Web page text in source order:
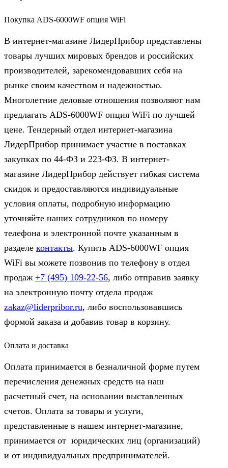
Покупка ADS-6000WF опция WiFi
В интернет-магазине ЛидерПрибор представлены
товары лучших мировых брендов и российских
производителей, зарекомендовавших себя на
рынке своим качеством и надежностью.
Многолетние деловые отношения позволяют нам
предлагать ADS-6000WF опция WiFi по лучшей
цене. Тендерный отдел интернет-магазина
ЛидерПрибор принимает участие в поставках
закупках по 44‑ФЗ и 223‑ФЗ. В интернет-
магазине ЛидерПрибор действует гибкая система
скидок и предоставляются индивидуальные
условия оплаты, подробную информацию
уточняйте наших сотрудников по номеру
телефона и электронной почте указанным в
разделе контакты. Купить ADS-6000WF опция
WiFi вы можете позвонив по телефону в отдел
продаж +7 (495) 109-22-56, либо отправив заявку
на электронную почту отдела продаж
zakaz@liderpribor.ru, либо воспользовавшись
формой заказа и добавив товар в корзину.
Оплата и доставка
Оплата принимается в безналичной форме путем
перечисления денежных средств на наш
расчетный счет, на основании выставленных
счетов. Оплата за товары и услуги,
представленные в нашем интернет-магазине,
принимается от юридических лиц (организаций)
и от индивидуальных предпринимателей.